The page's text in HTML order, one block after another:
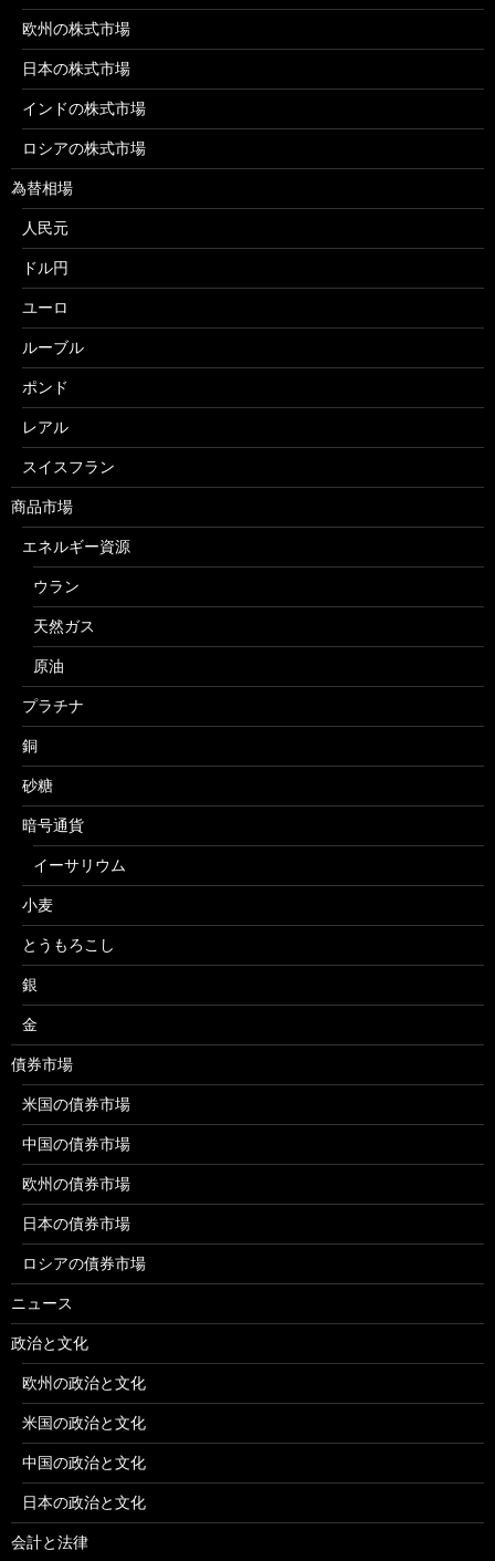
欧州の株式市場
日本の株式市場
インドの株式市場
ロシアの株式市場
為替相場
人民元
ドル円
ユーロ
ルーブル
ポンド
レアル
スイスフラン
商品市場
エネルギー資源
ウラン
天然ガス
原油
プラチナ
銅
砂糖
暗号通貨
イーサリウム
小麦
とうもろこし
銀
金
債券市場
米国の債券市場
中国の債券市場
欧州の債券市場
日本の債券市場
ロシアの債券市場
ニュース
政治と文化
欧州の政治と文化
米国の政治と文化
中国の政治と文化
日本の政治と文化
会計と法律